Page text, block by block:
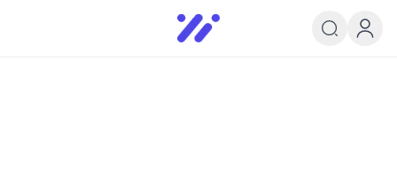
Infoedu
Ta&#039;lim xabarlari va